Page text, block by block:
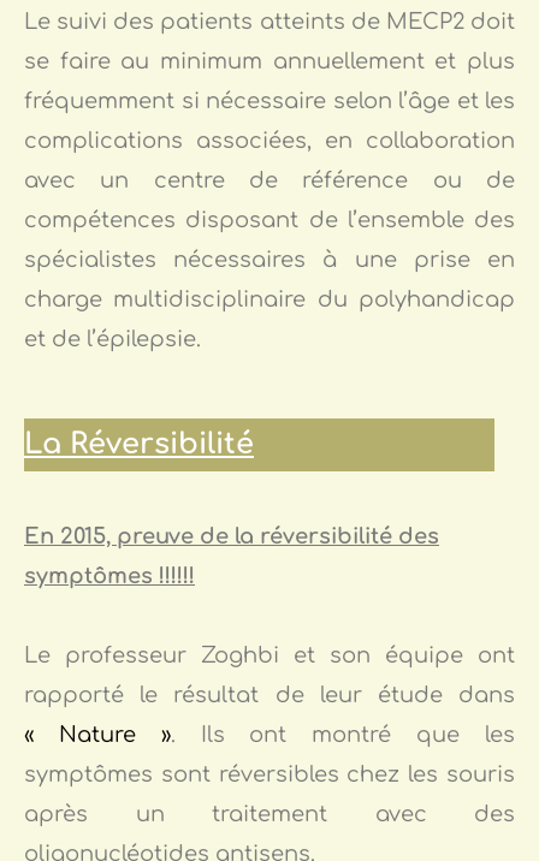
Le suivi des patients atteints de MECP2 doit
se faire au minimum annuellement et plus
fréquemment si nécessaire selon l’âge et les
complications associées, en collaboration
avec un centre de référence ou de
compétences disposant de l’ensemble des
spécialistes nécessaires à une prise en
charge multidisciplinaire du polyhandicap
et de l’épilepsie.
La Réversibilité
En 2015, preuve de la réversibilité des
symptômes !!!!!!
Le professeur Zoghbi et son équipe ont
rapporté le résultat de leur étude dans
« Nature ». Ils ont montré que les
symptômes sont réversibles chez les souris
après un traitement avec des
oligonucléotides antisens.